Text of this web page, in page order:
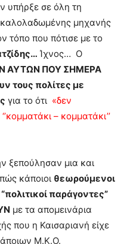
υπήρξε σε όλη τη
καλολαδωμένης μηχανής
τόπο που πότισε με το
Ίχνος… Ο
ΑΥΤΩΝ ΠΟΥ ΣΗΜΕΡΑ
τους πολίτες με
για το ότι «δεν
– κομματάκι’’
ξεπούλησαν μια και
κάποιοι θεωρούμενοι
παράγοντες”
με τα απομεινάρια
που η Καισαριανή είχε
Μ.Κ.Ο.